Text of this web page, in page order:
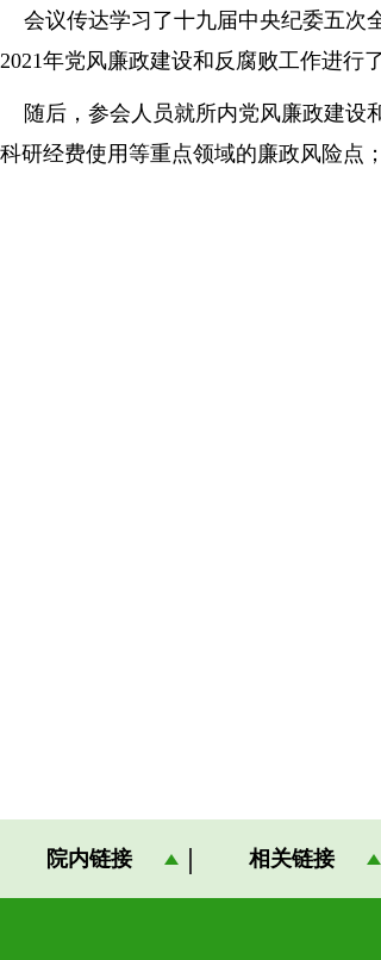
会议传达学习了十九届中央纪委五次
2021年党风廉政建设和反腐败工作进行
随后，参会人员就所内党风廉政建设
科研经费使用等重点领域的廉政风险点
院内链接 相关链接